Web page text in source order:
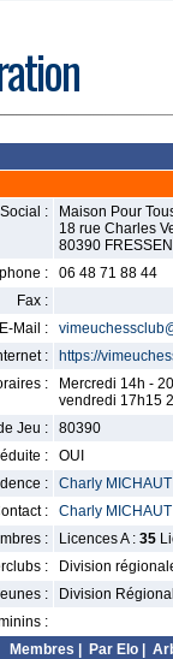
:
Maison Pour
18 rue Charles
80390
:
06 48 71 88 44
Fax :
E-Mail :
:
https://
:
Mercredi 14h -
vendredi 17h15
Jeu :
80390
:
OUI
:
Charly MICHAUT
:
Charly MICHAUT
:
Licences A : 35
:
Division
:
Division
:
Membres
Par Elo